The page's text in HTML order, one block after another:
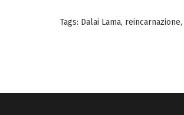
Tags: Dalai Lama, reincarnazione,